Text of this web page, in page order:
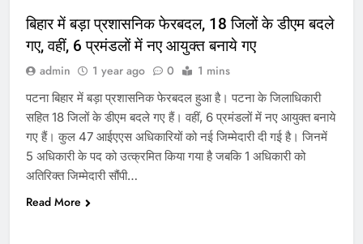
बिहार में बड़ा प्रशासनिक फेरबदल, 18 जिलों के डीएम बदले
गए, वहीं, 6 प्रमंडलों में नए आयुक्त बनाये गए
admin 1 year ago 0 1 mins
पटना बिहार में बड़ा प्रशासनिक फेरबदल हुआ है। पटना के जिलाधिकारी
सहित 18 जिलों के डीएम बदले गए हैं। वहीं, 6 प्रमंडलों में नए आयुक्त बनाये
गए हैं। कुल 47 आईएएस अधिकारियों को नई जिम्मेदारी दी गई है। जिनमें
5 अधिकारी के पद को उत्क्रमित किया गया है जबकि 1 अधिकारी को
अतिरिक्त जिम्मेदारी सौंपी…
Read More